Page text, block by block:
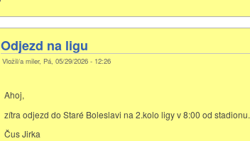
Odjezd na ligu
Vložil/a miler, Pá, 05/29/2026 - 12:26
Ahoj,
zítra odjezd do Staré Boleslavi na 2.kolo ligy v 8:00 od stadionu.
Čus Jirka